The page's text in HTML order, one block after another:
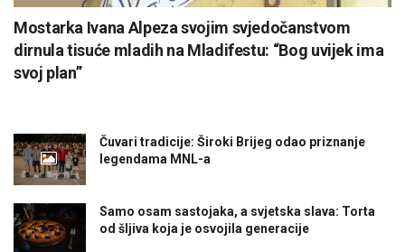
Mostarka Ivana Alpeza svojim svjedočanstvom
dirnula tisuće mladih na Mladifestu: “Bog uvijek ima
svoj plan”
Čuvari tradicije: Široki Brijeg odao priznanje
legendama MNL-a
Samo osam sastojaka, a svjetska slava: Torta
od šljiva koja je osvojila generacije